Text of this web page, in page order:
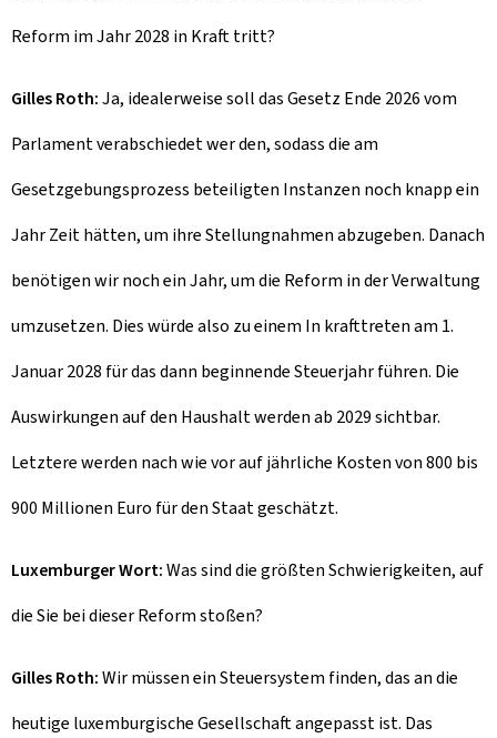
Reform im Jahr 2028 in Kraft tritt?
Gilles Roth:Ja, idealerweise soll das Gesetz Ende 2026 vom
Parlament verabschiedet wer den, sodass die am
Gesetzgebungsprozess beteiligten Instanzen noch knapp ein
Jahr Zeit hätten, um ihre Stellungnahmen abzugeben. Danach
benötigen wir noch ein Jahr, um die Reform in der Verwaltung
umzusetzen. Dies würde also zu einem In krafttreten am 1.
Januar 2028 für das dann beginnende Steuerjahr führen. Die
Auswirkungen auf den Haushalt werden ab 2029 sichtbar.
Letztere werden nach wie vor auf jährliche Kosten von 800 bis
900 Millionen Euro für den Staat geschätzt.
Luxemburger Wort:Was sind die größten Schwierigkeiten, auf
die Sie bei dieser Reform stoßen?
Gilles Roth:Wir müssen ein Steuersystem finden, das an die
heutige luxemburgische Gesellschaft angepasst ist. Das